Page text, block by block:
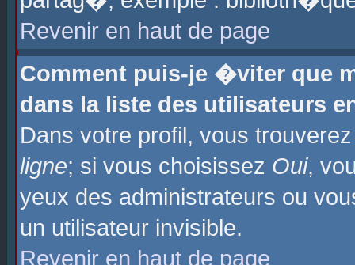
Revenir en haut de page
Comment puis-je �viter que
dans la liste des utilisateurs
Dans votre profil, vous
ligne; si vous choisissez Oui,
yeux des administrateurs ou
un utilisateur invisible.
Revenir en haut de page